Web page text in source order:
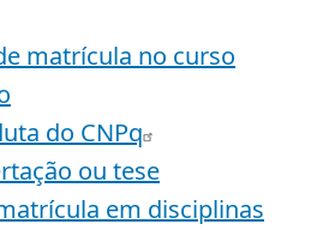
matrícula no curso
do CNPq
ou tese
em disciplinas